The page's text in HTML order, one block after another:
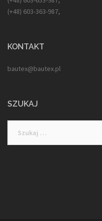
(+48) 603-363-987,
KONTAKT
bautex@bautex.pl
SZUKAJ